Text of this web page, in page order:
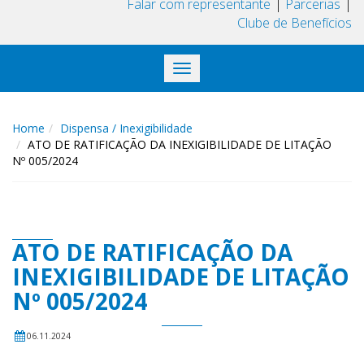
Falar com representante
Parcerias
Clube de Benefícios
Toggle
navigation
Home
Dispensa / Inexigibilidade
ATO DE RATIFICAÇÃO DA INEXIGIBILIDADE DE LITAÇÃO
Nº 005/2024
ATO DE RATIFICAÇÃO DA
INEXIGIBILIDADE DE LITAÇÃO
Nº 005/2024
06.11.2024